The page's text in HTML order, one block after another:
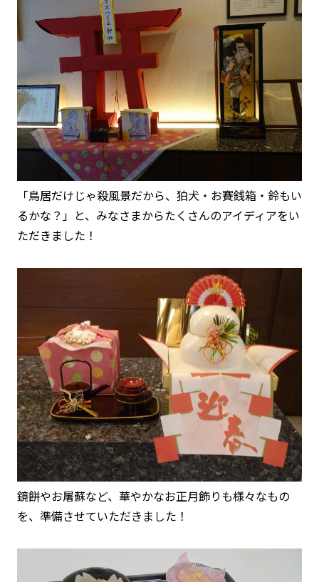
「鳥居だけじゃ殺風景だから、狛犬・お賽銭箱・鈴もい
るかな？」と、みなさまからたくさんのアイディアをい
ただきました！
鏡餅やお屠蘇など、華やかなお正月飾りも様々なもの
を、準備させていただきました！